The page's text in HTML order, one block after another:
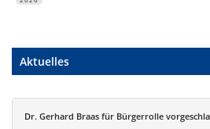
Aktuelles
Dr. Gerhard Braas für Bürgerrolle